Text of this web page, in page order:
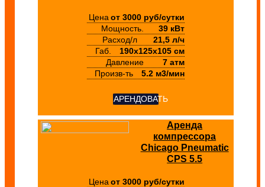
Цена от 3000 руб/сутки
Мощность.
39 кВт
Расход/л
21,5 л/ч
Габ.
190х125х105 см
Давление
7 атм
Произв-ть
5.2 м3/мин
АРЕНДОВАТЬ
Аренда
компрессора
Chicago Pneumatic
CPS 5.5
Цена от 3000 руб/сутки